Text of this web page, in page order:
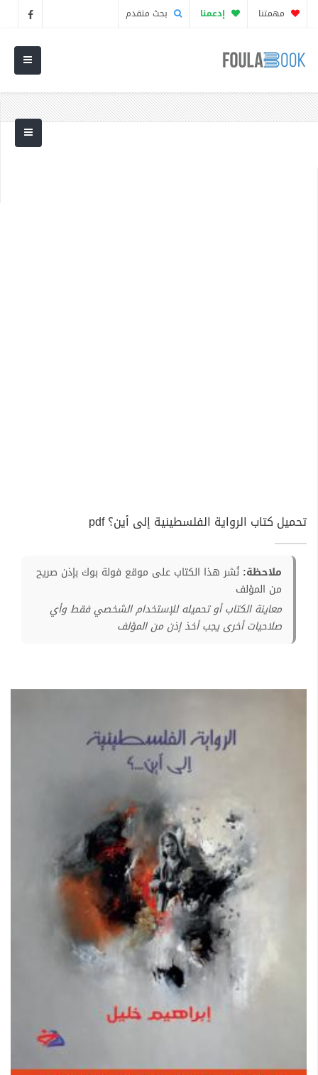
مهمتنا إدعمنا بحث متقدم
تحميل كتاب الرواية الفلسطينية إلى أين؟ pdf
ملاحظة: نُشر هذا الكتاب على موقع فولة بوك بإذن صريح
من المؤلف
معاينة الكتاب أو تحميله للإستخدام الشخصي فقط وأي
صلاحيات أخرى يجب أخذ إذن من المؤلف